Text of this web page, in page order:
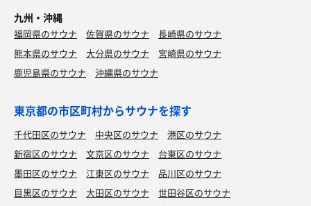
九州・沖縄
福岡県のサウナ 佐賀県のサウナ
長崎県のサウナ
熊本県のサウナ
大分県のサウナ
宮崎県のサウナ
鹿児島県のサウナ
沖縄県のサウナ
東京都の市区町村からサウナを探す
千代田区のサウナ 中央区のサウナ
港区のサウナ
新宿区のサウナ
文京区のサウナ
台東区のサウナ
墨田区のサウナ
江東区のサウナ
品川区のサウナ
目黒区のサウナ
大田区のサウナ
世田谷区のサウナ